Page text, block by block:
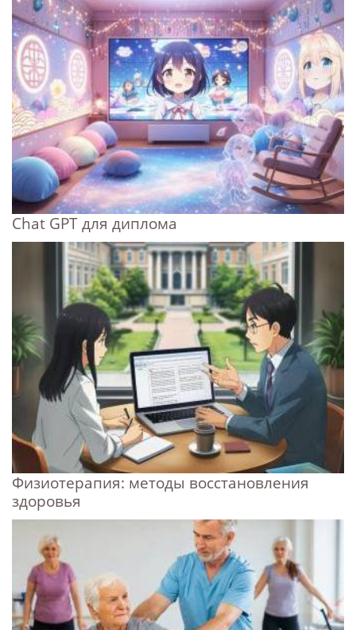
Chat GPT для диплома
Физиотерапия: методы восстановления
здоровья